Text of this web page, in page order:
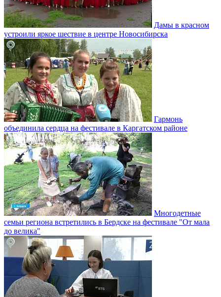
Дамы в красном
устроили яркое шествие в центре Новосибирска
Гармонь
объединила сердца на фестивале в Каргатском районе
Многодетные
семьи региона встретились в Бердске на фестивале "От мала
до велика"